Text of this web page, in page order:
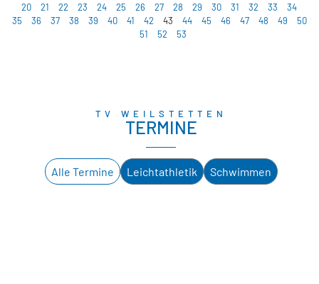
20
21 22 23 24 25 26 27 28 29 30 31 32 33
34
35
36 37 38 39 40 41 42 43 44 45 46 47 48 49
50
51
52 53
TV WEILSTETTEN
TERMINE
Leichtathletik Schwimmen
Alle Termine